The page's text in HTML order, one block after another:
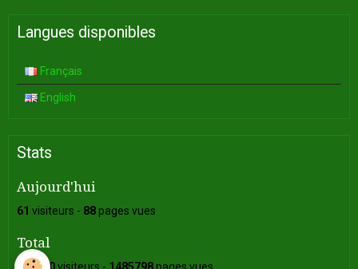
Langues disponibles
Français
English
Stats
Aujourd'hui
61 visiteurs - 88pages vues
Total
349790visiteurs - 1485798pages vues